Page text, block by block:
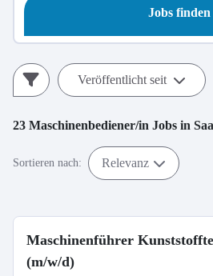
Jobs finden
Veröffentlicht seit
23 Maschinenbediener/in Jobs in
Sortieren nach: Relevanz
Maschinenführer
(m/w/d)